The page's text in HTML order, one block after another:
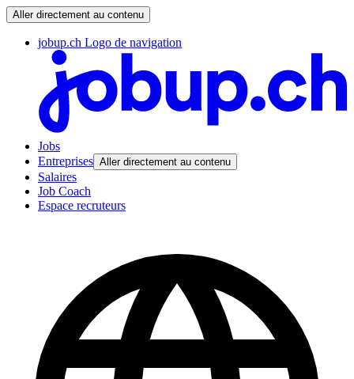
Aller directement au contenu
jobup.ch Logo de navigation
Jobs
Entreprises Aller directement au contenu
Salaires
Job Coach
Espace recruteurs